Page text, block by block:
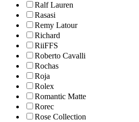
Ralf Lauren
Rasasi
Remy Latour
Richard
RiiFFS
Roberto Cavalli
Rochas
Roja
Rolex
Romantic Matte
Rorec
Rose Collection